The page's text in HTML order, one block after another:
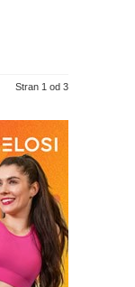
Stran 1 od 3